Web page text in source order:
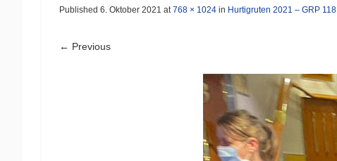
Published 6. Oktober 2021 at768 × 1024in Hurtigruten 2021 – GRP 118
← Previous